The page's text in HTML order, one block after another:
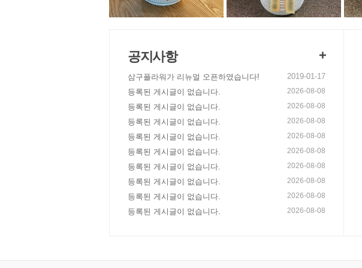
공지사항 +
삼구플라워가 리뉴얼 오픈하였습니다!
2019-01-17
등록된 게시글이 없습니다.
2026-08-08
등록된 게시글이 없습니다. 2026-08-08
등록된 게시글이 없습니다. 2026-08-08
등록된 게시글이 없습니다. 2026-08-08
등록된 게시글이 없습니다. 2026-08-08
등록된 게시글이 없습니다. 2026-08-08
등록된 게시글이 없습니다. 2026-08-08
등록된 게시글이 없습니다. 2026-08-08
등록된 게시글이 없습니다. 2026-08-08